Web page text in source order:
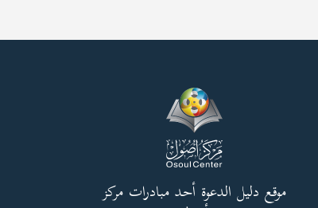
موقع دليل الدعوة أحد مبادرات مركز